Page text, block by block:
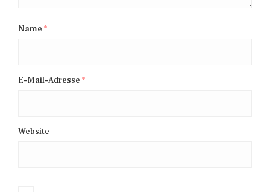
Name *
E-Mail-Adresse *
Website